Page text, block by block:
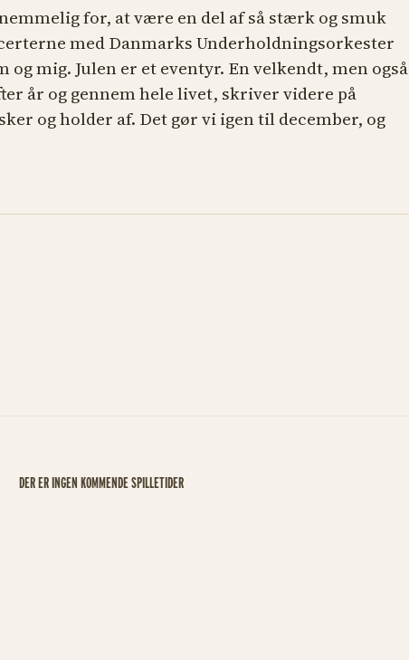
for, at være en del af så stærk og smuk
med Danmarks Underholdningsorkester
mig. Julen er et eventyr. En velkendt, men også
år og gennem hele livet, skriver videre på
og holder af. Det gør vi igen til december, og
DER ER INGEN KOMMENDE SPILLETIDER